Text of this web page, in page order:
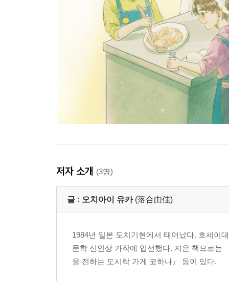
저자 소개 (3명)
글 : 오치아이 유카 (落合由佳)
1984년 일본 도치기현에서 태어났다. 호세이
문학 신인상 가작에 입선했다. 지은 책으로는
을 전하는 도시락 가게 코하나』 등이 있다.